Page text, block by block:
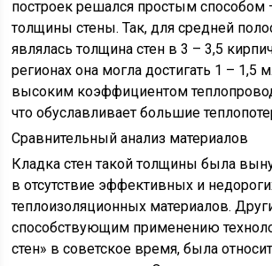
построек решался простым способом
толщины стены. Так, для средней
являлась толщина стен в 3 – 3,5
регионах она могла достигать 1 – 1,5
высоким коэффициентом
что обуславливает большие
Сравнительный анализ материалов
Кладка стен такой толщины была
в отсутствие эффективных и
теплоизоляционных материалов.
способствующим применению
стен» в советское время, была